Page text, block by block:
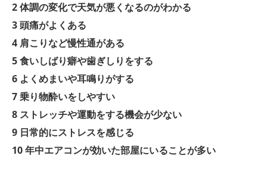
2 体調の変化で天気が悪くなるのがわかる
3 頭痛がよくある
4 肩こりなど慢性通がある
5 食いしばり癖や歯ぎしりをする
6 よくめまいや耳鳴りがする
7 乗り物酔いをしやすい
8 ストレッチや運動をする機会が少ない
9 日常的にストレスを感じる
10 年中エアコンが効いた部屋にいることが多い